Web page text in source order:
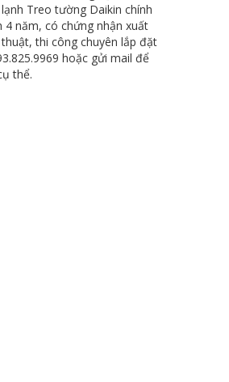
Treo tường Daikin chính
4 năm, có chứng nhận xuất
thi công chuyên lắp đặt
hoặc gửi mail để
thể.